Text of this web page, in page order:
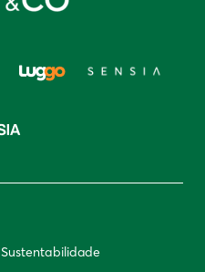
Sustentabilidade